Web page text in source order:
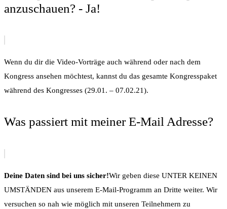
anzuschauen? - Ja!
Wenn du dir die Video-Vorträge auch während oder nach dem
Kongress ansehen möchtest, kannst du das gesamte Kongresspaket
während des Kongresses (29.01. – 07.02.21).
Was passiert mit meiner E-Mail Adresse?
Deine Daten sind bei uns sicher!Wir geben diese UNTER KEINEN
UMSTÄNDEN aus unserem E-Mail-Programm an Dritte weiter. Wir
versuchen so nah wie möglich mit unseren Teilnehmern zu